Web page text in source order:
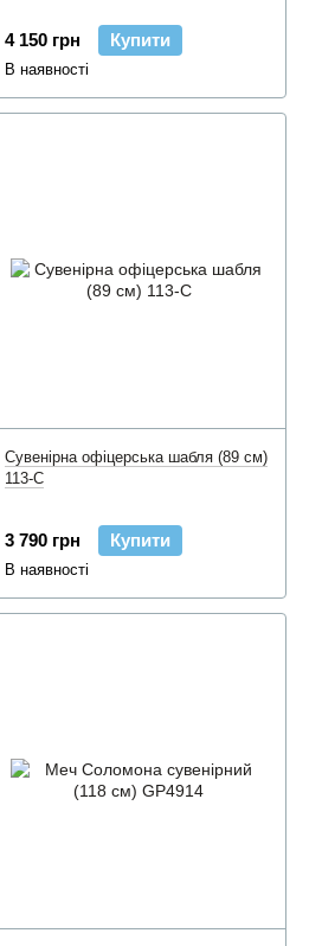
4 150 грн Купити
В наявності
Сувенірна офіцерська шабля (89 см)
113-C
3 790 грн Купити
В наявності